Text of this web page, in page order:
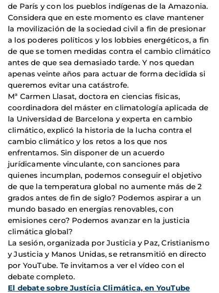
de París y con los pueblos indígenas de la Amazonia.
Considera que en este momento es clave mantener
la movilización de la sociedad civil a fin de presionar
a los poderes políticos y los lobbies energéticos, a fin
de que se tomen medidas contra el cambio climático
antes de que sea demasiado tarde. Y nos quedan
apenas veinte años para actuar de forma decidida si
queremos evitar una catástrofe.
Mª Carmen Llasat, doctora en ciencias físicas,
coordinadora del máster en climatología aplicada de
la Universidad de Barcelona y experta en cambio
climático, explicó la historia de la lucha contra el
cambio climático y los retos a los que nos
enfrentamos. Sin disponer de un acuerdo
jurídicamente vinculante, con sanciones para
quienes incumplan, podemos conseguir el objetivo
de que la temperatura global no aumente más de 2
grados antes de fin de siglo? Podemos aspirar a un
mundo basado en energías renovables, con
emisiones cero? Podemos avanzar en la justicia
climática global?
La sesión, organizada por Justicia y Paz, Cristianismo
y Justicia y Manos Unidas, se retransmitió en directo
por YouTube. Te invitamos a ver el vídeo con el
debate completo.
El debate sobre Justícia Climática, en YouTube